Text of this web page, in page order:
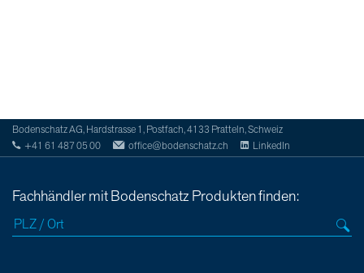
Bodenschatz AG, Hardstrasse 1, Postfach, 4133 Pratteln, Schweiz
+41 61 487 05 00
office@bodenschatz.ch LinkedIn
Fachhändler mit Bodenschatz Produkten finden: